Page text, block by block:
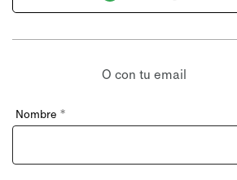
O con tu email
Nombre *